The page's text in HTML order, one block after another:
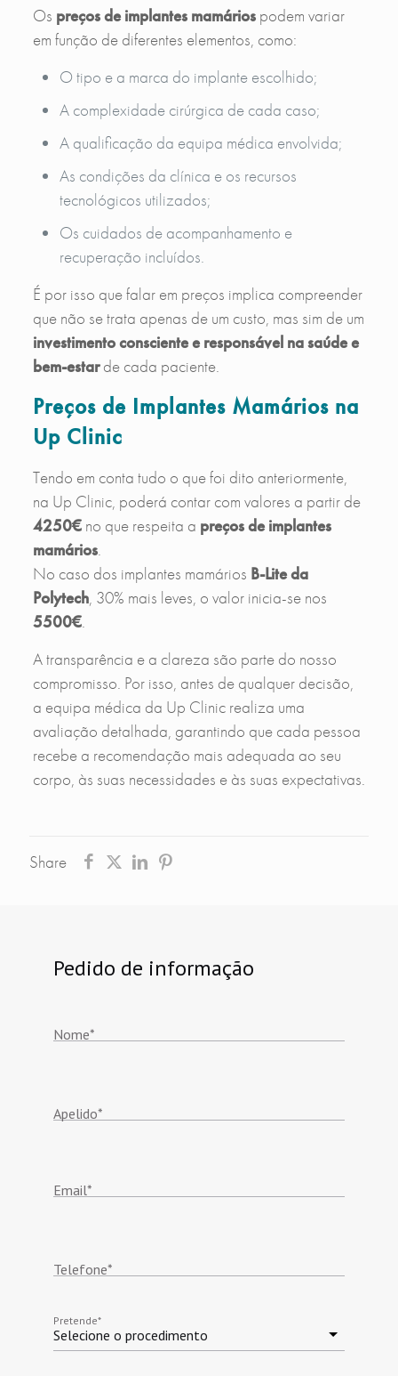
Os preços de implantes mamáriospodem variar
em função de diferentes elementos, como:
O tipo e a marca do implante escolhido;
A complexidade cirúrgica de cada caso;
A qualificação da equipa médica envolvida;
As condições da clínica e os recursos
tecnológicos utilizados;
Os cuidados de acompanhamento e
recuperação incluídos.
É por isso que falar em preços implica compreender
que não se trata apenas de um custo, mas sim de um
investimento consciente e responsável na saúde e
bem-estarde cada paciente.
Preços de Implantes Mamários na
Up Clinic
Tendo em conta tudo o que foi dito anteriormente,
na Up Clinic, poderá contar com valores a partir de
4250€no que respeita a preços de implantes
mamários.
No caso dos implantes mamários B-Lite da
Polytech, 30% mais leves, o valor inicia-se nos
5500€.
A transparência e a clareza são parte do nosso
compromisso. Por isso, antes de qualquer decisão,
a equipa médica da Up Clinic realiza uma
avaliação detalhada, garantindo que cada pessoa
recebe a recomendação mais adequada ao seu
corpo, às suas necessidades e às suas expectativas.
Share
Pedido de informação
Nome*
Apelido*
Email*
Telefone*
Selecione o procedimento
Pretende*